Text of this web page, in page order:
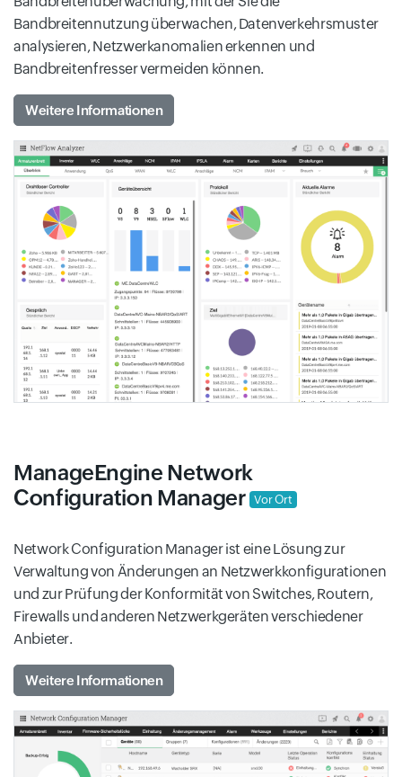
Bandbreitennutzung überwachen, Datenverkehrsmuster
analysieren, Netzwerkanomalien erkennen und
Bandbreitenfresser vermeiden können.
Weitere Informationen
ManageEngine Network
Configuration Manager Vor Ort
Network Configuration Manager ist eine Lösung zur
Verwaltung von Änderungen an Netzwerkkonfigurationen
und zur Prüfung der Konformität von Switches, Routern,
Firewalls und anderen Netzwerkgeräten verschiedener
Anbieter.
Weitere Informationen